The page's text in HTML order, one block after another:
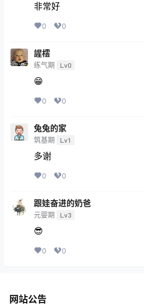
非常好
0 0
謃橒
练气期 Lv0
😁
0 0
兔兔的家
筑基期 Lv1
多谢
0 0
跟娃奋进的奶爸
元婴期 Lv3
😎
0 0
网站公告